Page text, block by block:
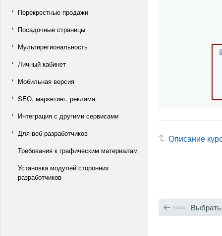
Перекрестные продажи
Посадочные страницы
Мультирегиональность
Личный кабинет
Мобильная версия
SEO, маркетинг, реклама
Интеграция с другими сервисами
Для веб-разработчиков
Требования к графическим материалам
Установка модулей сторонних
разработчиков
Описание
назад Выбрать тип